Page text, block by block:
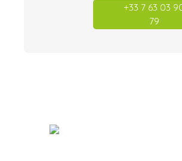
+33 7 63 03
79